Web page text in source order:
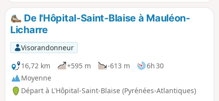
De l'Hôpital-Saint-Blaise à Mauléon-
Licharre
Visorandonneur
16,72 km
+595 m -613 m
6h 30
Moyenne
Départ à L'Hôpital-Saint-Blaise (Pyrénées-Atlantiques)